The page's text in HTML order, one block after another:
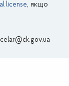
license, якщо